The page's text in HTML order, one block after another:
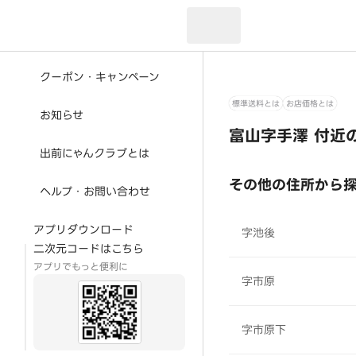
クーポン・キャンペーン
お知らせ
出前にゃんクラブとは
ヘルプ・お問い合わせ
アプリダウンロード
二次元コードはこちら
アプリでもっと便利に
標準送料とは お店価格とは
富山字手澤 付近
その他の住所から
字池後
字市原
字市原下